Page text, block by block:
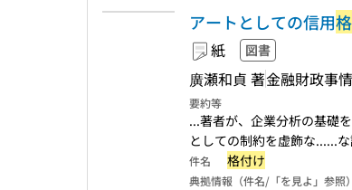
アートとしての信用
紙 図書
廣瀬和貞 著金融財政事
要約等
...著者が、企業分析の基礎を
としての制約を虚飾な......
件名 格付け
典拠情報（件名/「を見よ」参照）